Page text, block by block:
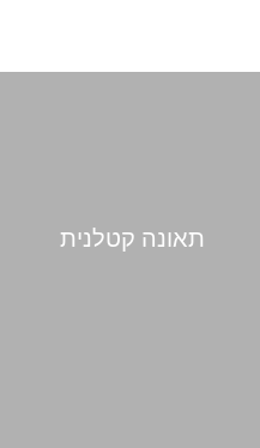
תאונה קטלנית